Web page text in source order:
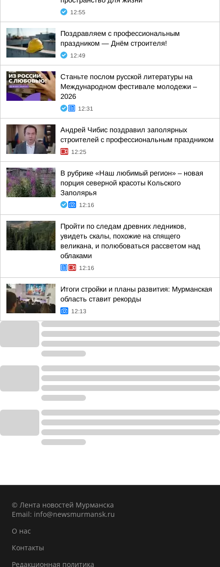
12:55
Поздравляем с профессиональным
праздником — Днём строителя!
12:49
Станьте послом русской литературы на
Международном фестивале молодежи –
2026
12:31
Андрей Чибис поздравил заполярных
строителей с профессиональным праздником
12:25
В рубрике «Наш любимый регион» – новая
порция северной красоты Кольского
Заполярья
12:16
Пройти по следам древних ледников,
увидеть скалы, похожие на спящего
великана, и полюбоваться рассветом над
облаками
12:16
Итоги стройки и планы развития: Мурманская
область ставит рекорды
12:13
© Лента новостей Мурманска
Email: info@newsmurmansk.ru
О нас
Контакты
Редакционная политика